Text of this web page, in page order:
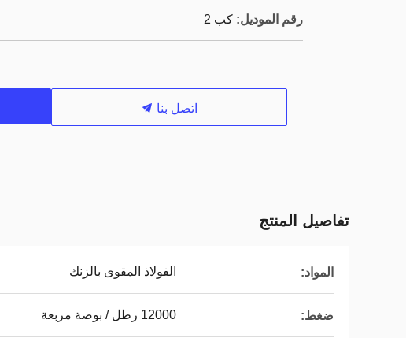
رقم الموديل: كب 2
اتصل بنا
تفاصيل المنتج
المواد: الفولاذ المقوى بالزنك
ضغط: 12000 رطل / بوصة مربعة